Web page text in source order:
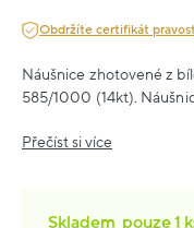
Obdržíte certifikát
Náušnice zhotovené z
585/1000 (14kt).
Přečíst si více
Skladem pouze1